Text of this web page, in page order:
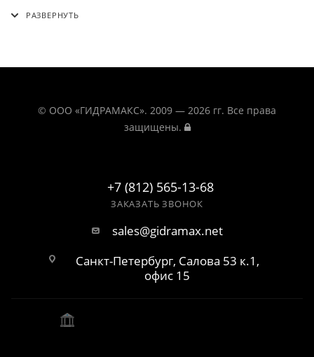
© ООО «ГИДРАМАКС». 2009 — 2026 гг. Все права
защищены.
+7 (812) 565-13-68
ЗАКАЗАТЬ ЗВОНОК
sales@gidramax.net
Санкт-Петербург, Салова 53 к.1,
офис 15